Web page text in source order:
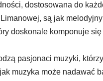
dostosowana do
są jak
doskonale komponuje
pasjonaci muzyki,
muzyka może nadawać